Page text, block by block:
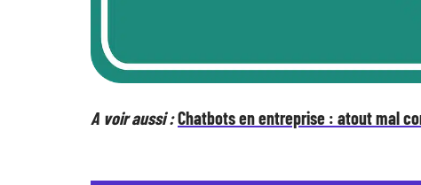
A voir aussi :Chatbots en entreprise : atout mal